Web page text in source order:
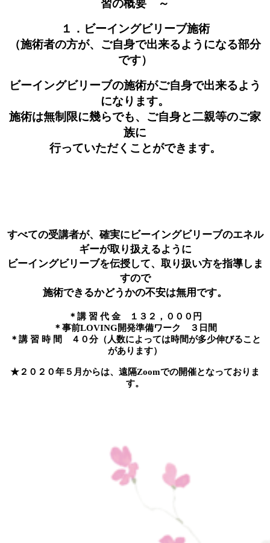
習の概要 ～
１．ビーイングビリーブ施術
（施術者の方が、ご自身で出来るようになる部分
です）
ビーイングビリーブの施術がご自身で出来るよう
になります。
施術は無制限に幾らでも、ご自身と二親等のご家
族に
行っていただくことができます。
すべての受講者が、確実にビーイングビリーブのエネル
ギーが取り扱えるように
ビーイングビリーブを伝授して、取り扱い方を指導しま
すので
施術できるかどうかの不安は無用です。
＊講 習 代 金 １３２，０００円
＊事前LOVING開発準備ワーク ３日間
＊講 習 時 間 ４０分（人数によっては時間が多少伸びること
があります）
★２０２０年５月からは、遠隔Zoomでの開催となっておりま
す。